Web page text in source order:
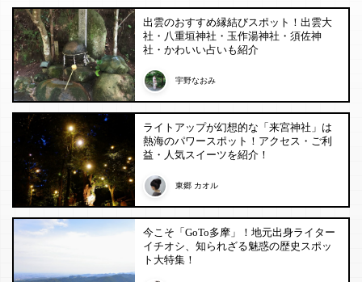
出雲のおすすめ縁結びスポット！出雲大
社・八重垣神社・玉作湯神社・須佐神
社・かわいい占いも紹介
宇野なおみ
ライトアップが幻想的な「来宮神社」は
熱海のパワースポット！アクセス・ご利
益・人気スイーツを紹介！
東郷 カオル
今こそ「GoTo多摩」！地元出身ライター
イチオシ、知られざる魅惑の歴史スポッ
ト大特集！